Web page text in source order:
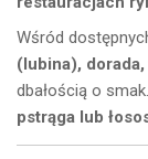
Wśród
(lubina),
dbałością o
pstrąga lub